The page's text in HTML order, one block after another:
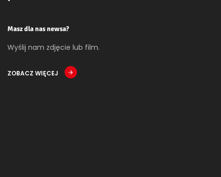
Masz dla nas newsa?
Wyślij nam zdjęcie lub film.
ZOBACZ WIĘCEJ